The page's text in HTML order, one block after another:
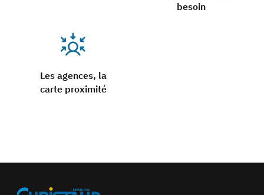
besoin
Les agences, la
carte proximité